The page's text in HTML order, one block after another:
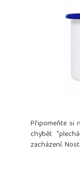
Připomeňte si
chybět
zacházení.